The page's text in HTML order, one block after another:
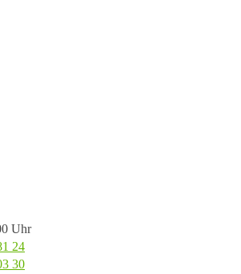
Uhr
24
30